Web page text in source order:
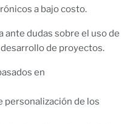
a bajo costo.
ante dudas sobre el uso de
de proyectos.
en
personalización de los